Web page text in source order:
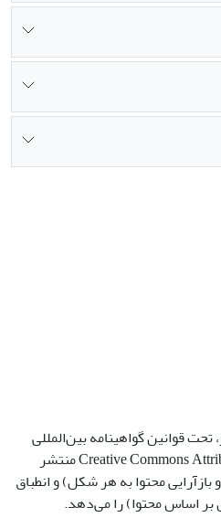
قوانین گواهینامه بین‌المللی
Creative Commons Attribution 4.0 International License منتشر
محتوا به هر شکل) و انطباق
بر اساس محتوا) را می‌دهد.